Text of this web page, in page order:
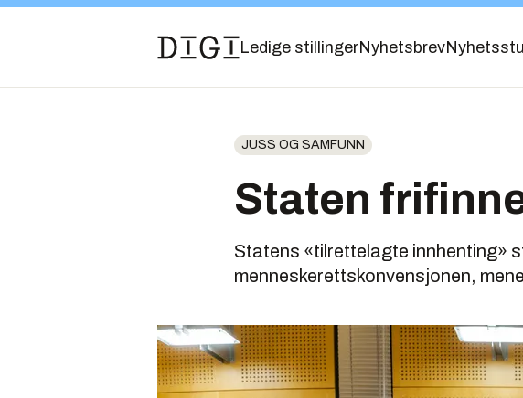
Ledige stillingerNyhetsbrev
JUSS OG SAMFUNN
Staten
Statens «tilrettelagte innhenting»
menneskerettskonvensjonen,